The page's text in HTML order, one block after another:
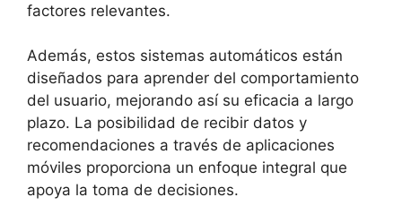
factores relevantes.
Además, estos sistemas automáticos están
diseñados para aprender del comportamiento
del usuario, mejorando así su eficacia a largo
plazo. La posibilidad de recibir datos y
recomendaciones a través de aplicaciones
móviles proporciona un enfoque integral que
apoya la toma de decisiones.